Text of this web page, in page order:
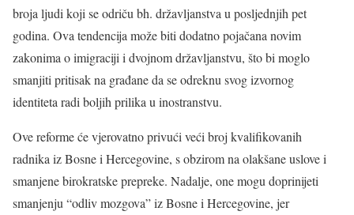
broja ljudi koji se odriču bh. državljanstva u posljednjih pet
godina. Ova tendencija može biti dodatno pojačana novim
zakonima o imigraciji i dvojnom državljanstvu, što bi moglo
smanjiti pritisak na građane da se odreknu svog izvornog
identiteta radi boljih prilika u inostranstvu.
Ove reforme će vjerovatno privući veći broj kvalifikovanih
radnika iz Bosne i Hercegovine, s obzirom na olakšane uslove i
smanjene birokratske prepreke. Nadalje, one mogu doprinijeti
smanjenju “odliv mozgova” iz Bosne i Hercegovine, jer